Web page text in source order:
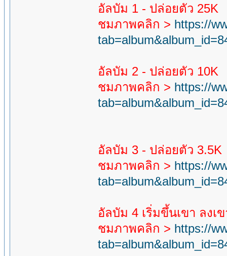
อัลบัม 1 - ปล่อยตัว 25K
ชมภาพคลิก > https://
อัลบัม 2 - ปล่อยตัว 10K
ชมภาพคลิก > https://
อัลบัม 3 - ปล่อยตัว 3.5K
ชมภาพคลิก > https://
อัลบัม 4 เริ่มขึ้นเขา ลงเ
ชมภาพคลิก > https://